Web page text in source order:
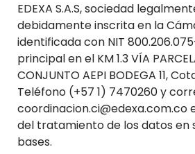
EDEXA S.A.S, sociedad
debidamente inscrita en la
identificada con NIT
principal en el KM 1.3 VÍA
CONJUNTO AEPI BODEGA 11,
Teléfono (+57 1) 7470260 y
coordinacion.ci@edexa.com.co
del tratamiento de los datos en
bases.